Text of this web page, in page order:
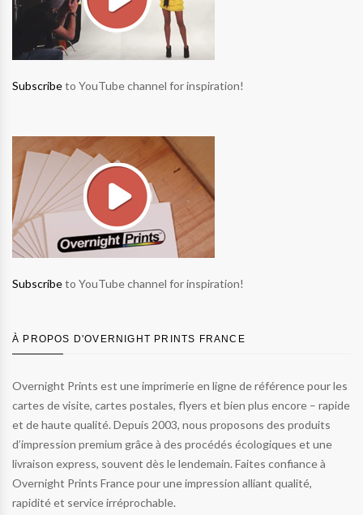
Subscribeto YouTube channel for inspiration!
Subscribeto YouTube channel for inspiration!
À PROPOS D'OVERNIGHT PRINTS FRANCE
Overnight Prints est une imprimerie en ligne de référence pour les
cartes de visite, cartes postales, flyers et bien plus encore – rapide
et de haute qualité. Depuis 2003, nous proposons des produits
d’impression premium grâce à des procédés écologiques et une
livraison express, souvent dès le lendemain. Faites confiance à
Overnight Prints France pour une impression alliant qualité,
rapidité et service irréprochable.